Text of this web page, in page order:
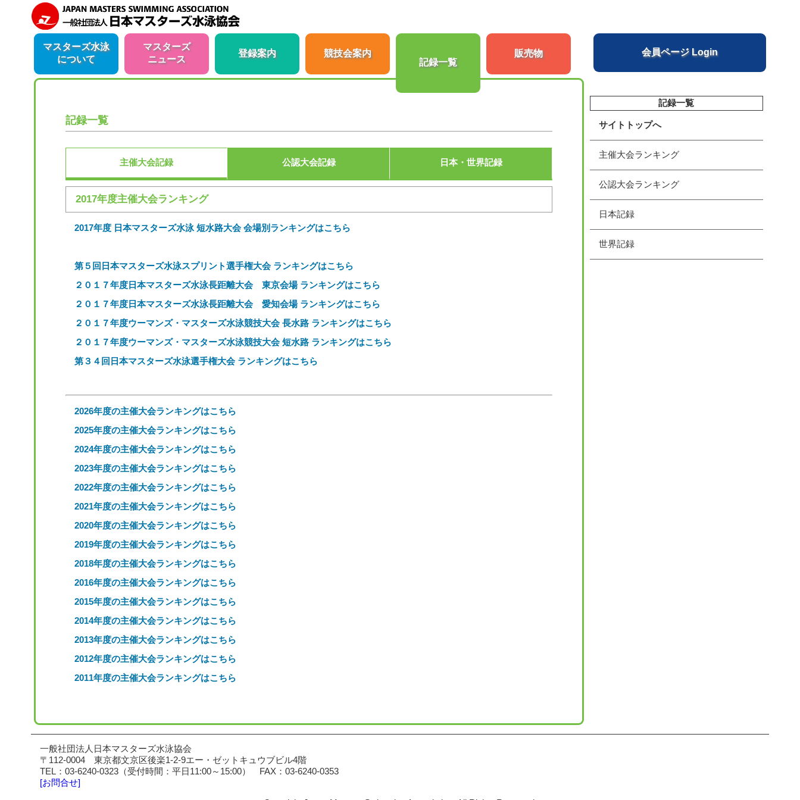
マスターズ水泳
について
マスターズ
ニュース
登録案内
競技会案内
記録一覧
販売物 会員ページ Login
記録一覧
サイトトップへ
主催大会ランキング
公認大会ランキング
日本記録
世界記録
記録一覧
主催大会記録 公認大会記録 日本・世界記録
2017年度主催大会ランキング
2017年度 日本マスターズ水泳 短水路大会 会場別ランキングはこちら
第５回日本マスターズ水泳スプリント選手権大会 ランキングはこちら
２０１７年度日本マスターズ水泳長距離大会 東京会場 ランキングはこちら
２０１７年度日本マスターズ水泳長距離大会 愛知会場 ランキングはこちら
２０１７年度ウーマンズ・マスターズ水泳競技大会 長水路 ランキングはこちら
２０１７年度ウーマンズ・マスターズ水泳競技大会 短水路 ランキングはこちら
第３４回日本マスターズ水泳選手権大会 ランキングはこちら
2026年度の主催大会ランキングはこちら
2025年度の主催大会ランキングはこちら
2024年度の主催大会ランキングはこちら
2023年度の主催大会ランキングはこちら
2022年度の主催大会ランキングはこちら
2021年度の主催大会ランキングはこちら
2020年度の主催大会ランキングはこちら
2019年度の主催大会ランキングはこちら
2018年度の主催大会ランキングはこちら
2016年度の主催大会ランキングはこちら
2015年度の主催大会ランキングはこちら
2014年度の主催大会ランキングはこちら
2013年度の主催大会ランキングはこちら
2012年度の主催大会ランキングはこちら
2011年度の主催大会ランキングはこちら
一般社団法人日本マスターズ水泳協会
〒112-0004 東京都文京区後楽1-2-9エー・ゼットキュウブビル4階
TEL：03-6240-0323 （受付時間：平日11:00～15:00） FAX：03-6240-0353
[お問合せ]